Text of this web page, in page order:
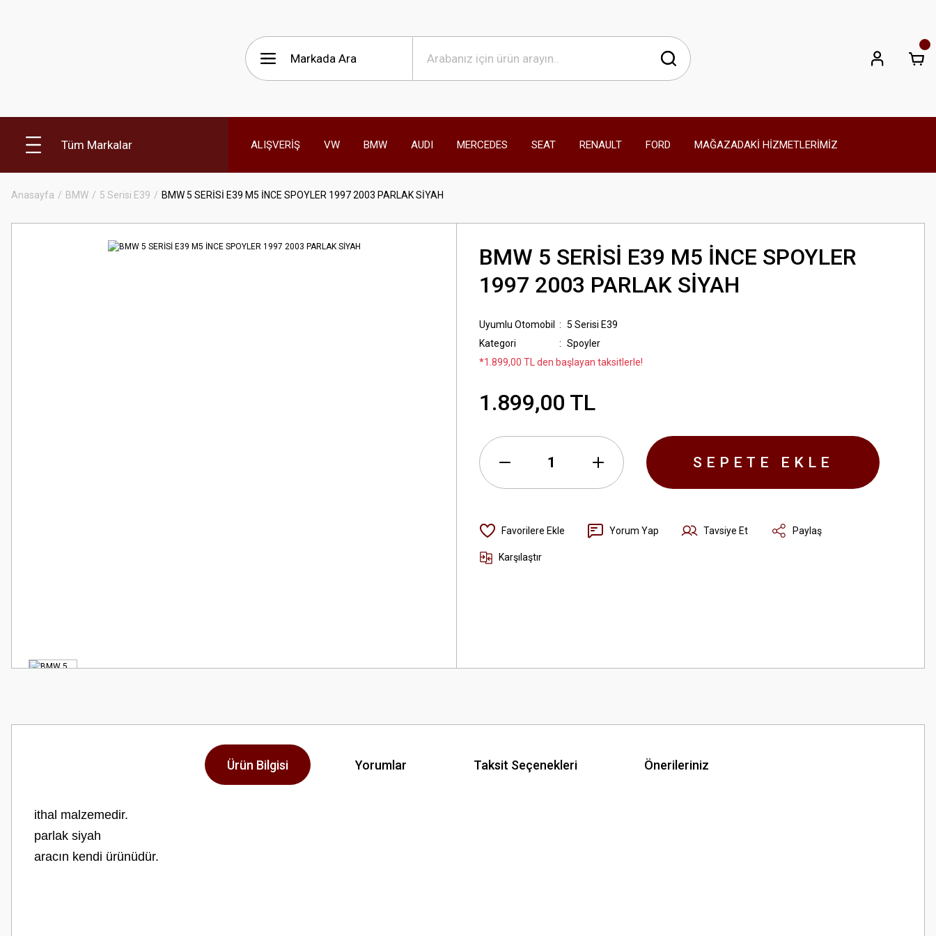
Tüm Markalar ALIŞVERİŞ VW BMW AUDI MERCEDES SEAT RENAULT FORD MAĞAZADAKİ HİZMETLERİMİZ
Anasayfa BMW 5 Serisi E39 BMW 5 SERİSİ E39 M5 İNCE SPOYLER 1997 2003 PARLAK SİYAH
BMW 5 SERİSİ E39 M5 İNCE SPOYLER
1997 2003 PARLAK SİYAH
Uyumlu Otomobil
5 Serisi E39
Kategori
Spoyler
*1.899,00 TL den başlayan taksitlerle!
1.899,00 TL
SEPETE EKLE
Yorum Yap Tavsiye Et Paylaş
Karşılaştır
Ürün Bilgisi Yorumlar Taksit Seçenekleri Önerileriniz
ithal malzemedir.
parlak siyah
aracın kendi ürünüdür.